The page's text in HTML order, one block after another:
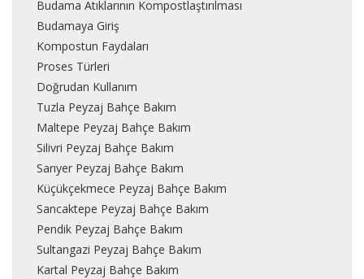
Budama Atıklarının Kompostlaştırılması
Budamaya Giriş
Kompostun Faydaları
Proses Türleri
Doğrudan Kullanım
Tuzla Peyzaj Bahçe Bakım
Maltepe Peyzaj Bahçe Bakım
Silivri Peyzaj Bahçe Bakım
Sarıyer Peyzaj Bahçe Bakım
Küçükçekmece Peyzaj Bahçe Bakım
Sancaktepe Peyzaj Bahçe Bakım
Pendik Peyzaj Bahçe Bakım
Sultangazi Peyzaj Bahçe Bakım
Kartal Peyzaj Bahçe Bakım